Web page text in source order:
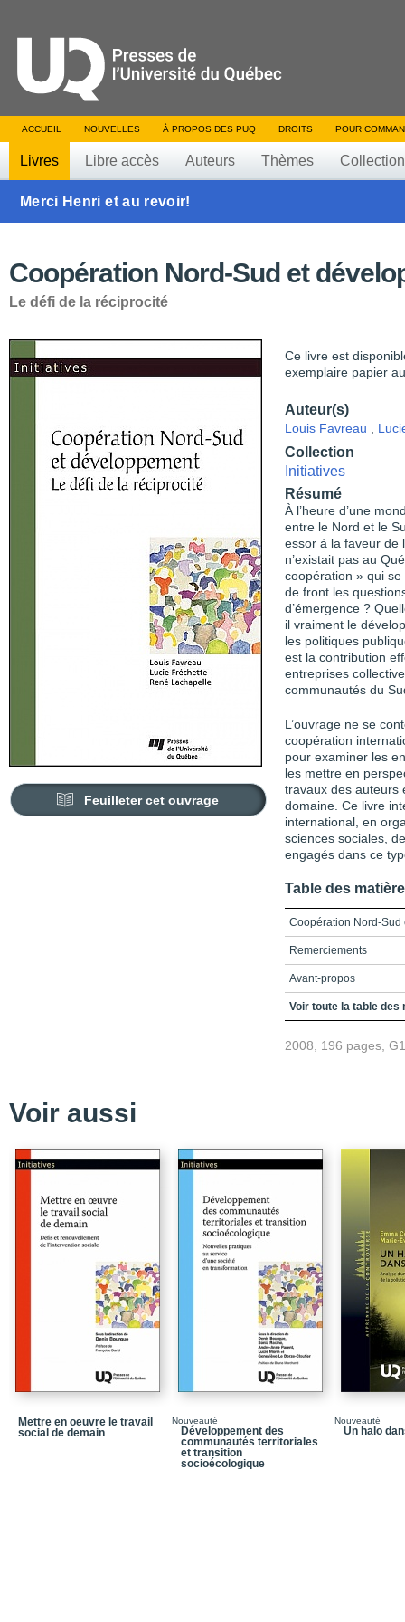
ACCUEIL NOUVELLES À PROPOS DES PUQ DROITS POUR
Livres Libre accès Auteurs Thèmes
Merci Henri et au revoir!
Coopération Nord-Sud et
Le défi de la réciprocité
Feuilleter cet ouvrage
Ce livre est
exemplaire papier
Auteur(s)
Louis Favreau
Collection
Initiatives
Résumé
À l’heure d’une
entre le Nord et le
essor à la faveur de
n’existait pas au
coopération » qui
de front les
d’émergence ?
il vraiment le
les politiques
est la contribution
entreprises
communautés du
L’ouvrage ne se
coopération
pour examiner les
les mettre en
travaux des auteurs
domaine. Ce livre
international, en
sciences sociales,
engagés dans ce
Table des
Coopération Nord-Sud
Remerciements
Avant-propos
Chapitre 1_La
et les organisations de
solidaire
international
En guise de conclusion
Principaux acronymes
Bibliographie
Table des matières
Voir toute la table des
2008, 196 pages,
Voir aussi
Mettre en oeuvre le travail
social de demain
Nouveauté
Développement des
communautés territoriales
et transition
socioécologique
Nouveauté
Un halo